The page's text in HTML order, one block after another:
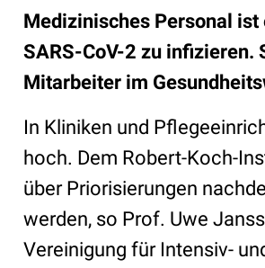
Medizinisches Personal
SARS-CoV-2 zu
Mitarbeiter im
In Kliniken und
hoch. Dem Robert-Koch-
über Priorisierungen
werden, so Prof. Uwe
Vereinigung für Intensiv-